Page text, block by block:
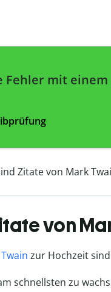
Fehler mit einem
Zitate von Mark
von
zur Hochzeit
schnellsten zu